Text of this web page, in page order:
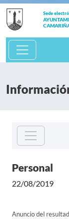
Sede
Personal
22/08/2019
Anuncio del